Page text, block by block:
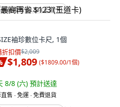
最高再省 $123 (王道卡)
袖珍數位卡尺, 1個
折扣價$2,009
$1,809 ($1809.00/1個)
8/8 (六) 預計送達
售 ∙ 免運 ∙ 免費退貨